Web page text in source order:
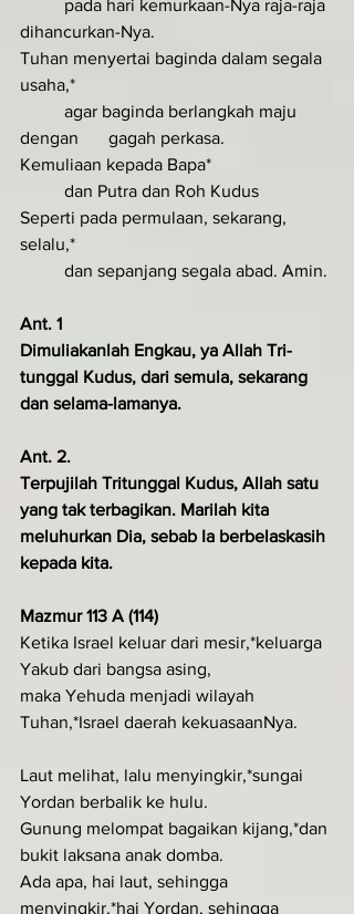
Tuhan menyertai baginda dalam segala
usaha,*
dengan 	gagah perkasa.
Kemuliaan kepada Bapa*
	dan Putra dan Roh Kudus
Seperti pada permulaan, sekarang,
selalu,*
	dan sepanjang segala abad. Amin.
Ant. 1
Dimuliakanlah Engkau, ya Allah Tri­
tunggal Kudus, dari semula, sekarang
dan selama-lamanya.
Ant. 2.
Terpujilah Tritunggal Kudus, Allah satu
yang tak terbagikan. Marilah kita
meluhurkan Dia, sebab Ia ber­belaskasih
kepada kita.
Mazmur 113 A (114)
Ketika Israel keluar dari mesir,*keluarga
Yakub dari bangsa asing,
maka Yehuda menjadi wilayah
Tuhan,*Israel daerah kekuasaanNya.
Laut melihat, lalu menyingkir,*sungai
Yordan berbalik ke hulu.
Gunung melompat bagaikan kijang,*dan
bukit laksana anak domba.
Ada apa, hai laut, sehingga
menyingkir,*hai Yordan, sehingga